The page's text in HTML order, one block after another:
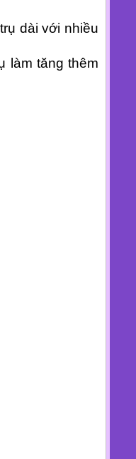
dài với nhiều
làm tăng thêm